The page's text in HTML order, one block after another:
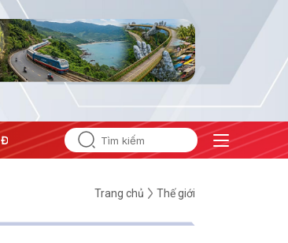
#An ninh năng lượng #Bảo vệ nền tảng tư tưởng
Trang chủ Thế giới